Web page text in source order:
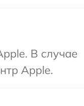
В случае
Apple.